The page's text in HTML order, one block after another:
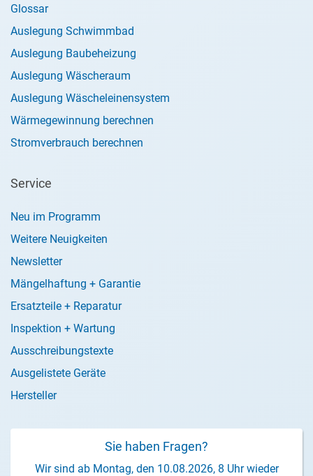
Glossar
Auslegung Schwimmbad
Auslegung Baubeheizung
Auslegung Wäscheraum
Auslegung Wäscheleinensystem
Wärmegewinnung berechnen
Stromverbrauch berechnen
Service
Neu im Programm
Weitere Neuigkeiten
Newsletter
Mängelhaftung + Garantie
Ersatzteile + Reparatur
Inspektion + Wartung
Ausschreibungstexte
Ausgelistete Geräte
Hersteller
Sie haben Fragen?
Wir sind ab Montag, den 10.08.2026, 8 Uhr wieder